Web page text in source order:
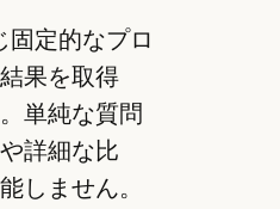
定的なプロ
果を取得
単純な質問
詳細な比
しません。